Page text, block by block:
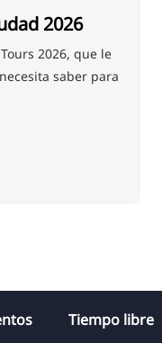
2026
2026, que le
saber para
Tiempo libre